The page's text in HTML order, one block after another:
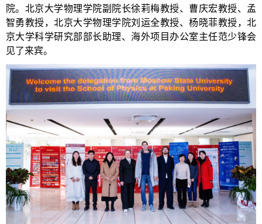
院。北京大学物理学院副院长徐莉梅教授、曹庆宏教授、孟
智勇教授，北京大学物理学院刘运全教授、杨晓菲教授，北
京大学科学研究部部长助理、海外项目办公室主任范少锋会
见了来宾。